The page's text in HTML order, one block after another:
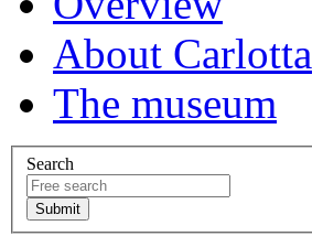
About Carlotta
The museum
Search